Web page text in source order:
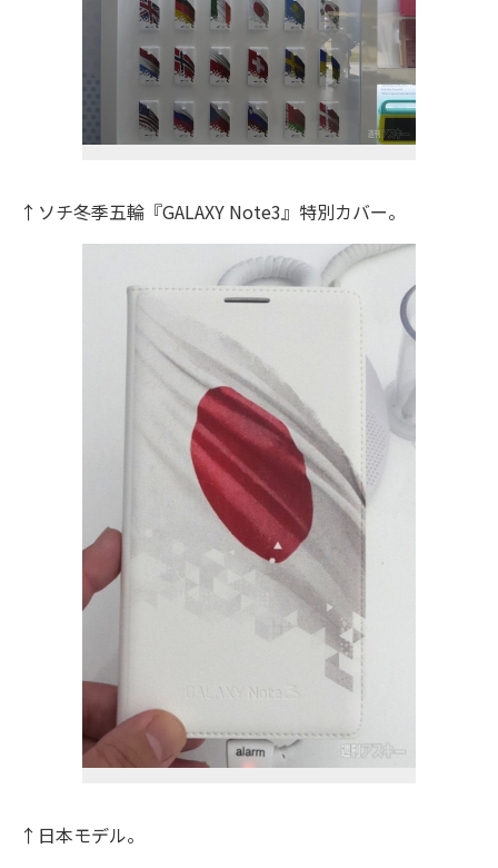
↑ソチ冬季五輪『GALAXY Note3』特別カバー。
↑日本モデル。